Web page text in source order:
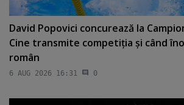
David Popovici concurează la
Cine transmite competiţia şi când
român
6 AUG 2026 16:31 0